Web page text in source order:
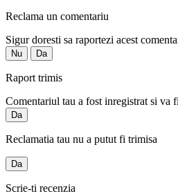
Reclama un comentariu
Sigur doresti sa raportezi acest
Nu Da
Raport trimis
Comentariul tau a fost inregistrat si va
Da
Reclamatia tau nu a putut fi trimisa
Da
Scrie-ti recenzia